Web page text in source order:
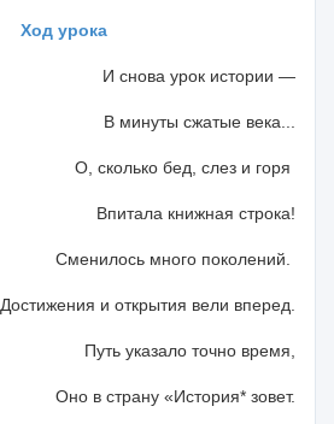
Ход урока
И снова урок истории —
В минуты сжатые века...
О, сколько бед, слез и горя
Впитала книжная строка!
Сменилось много поколений.
Достижения и открытия вели вперед.
Путь указало точно время,
Оно в страну «История* зовет.